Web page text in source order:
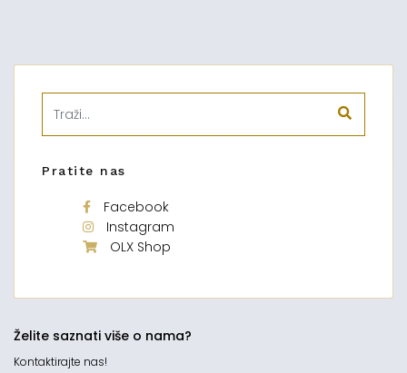
Pratite nas
Facebook
Instagram
OLX Shop
Želite saznati više o nama?
Kontaktirajte nas!